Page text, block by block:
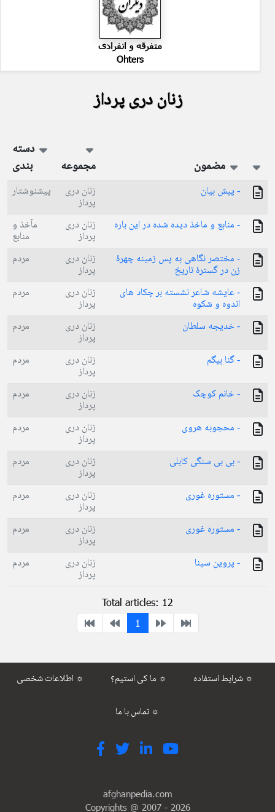
متفرقه و انفرادی
Ohters
زنان دری پرداز
مضمون مجموعه
دسته
بندی
- پیش بیان زنان دری
پرداز
پیشنوشتار
- منابع و ماخذ دیده شده در این باره زنان دری
پرداز
مآخذ و
منابع
- مختصر نگاهی به پس زمینه چهرهٔ
زن در گسترهٔ تاریخ
زنان دری
پرداز
مردم
- عایشه شاعر نشسته بر چکاد های
اندوه و شکوه
زنان دری
پرداز
مردم
- خدیجه سلطان زنان دری
پرداز
مردم
- گنا بیگم زنان دری
پرداز
مردم
- خانم کوچک زنان دری
پرداز
مردم
- محجوبه هروی زنان دری
پرداز
مردم
- بی بی سنگی کابلی زنان دری
پرداز
مردم
- مستوره غوری زنان دری
پرداز
مردم
- مستوره غوری زنان دری
پرداز
مردم
- پروین سینا زنان دری
پرداز
مردم
Total articles: 12
1
اطلاعات شخصی ☼ ما کی استیم؟ ☼ شرایط استفاده ☼
تماس با ما ☼
afghanpedia.com
Copyrights @ 2007 - 2026